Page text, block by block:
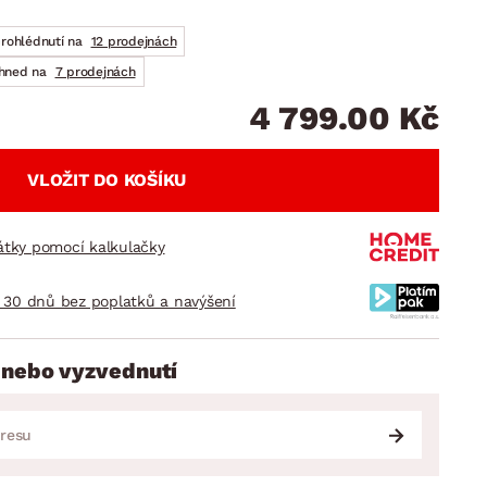
doplňky
sestavy
na 12 prodejnách
na 7 prodejnách
4 799.00 Kč
VLOŽIT DO KOŠÍKU
pomocí kalkulačky
dnů bez poplatků a navýšení
vyzvednutí